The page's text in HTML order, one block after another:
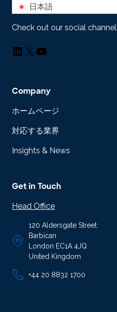
日本語
Check out our social
LinkedIn
X YouTube
Company
ホームページ
対応する業界
Insights & News
Get in Touch
Head Office
120 Aldersgate Street
Barbican
London EC1A 4JQ
United Kingdom
+44 20 8832 1700